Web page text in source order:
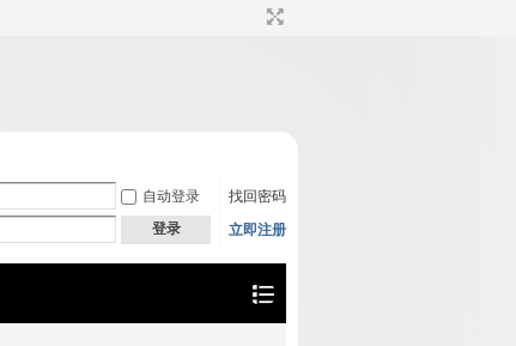
自动登录
找回密码
登录 立即注册